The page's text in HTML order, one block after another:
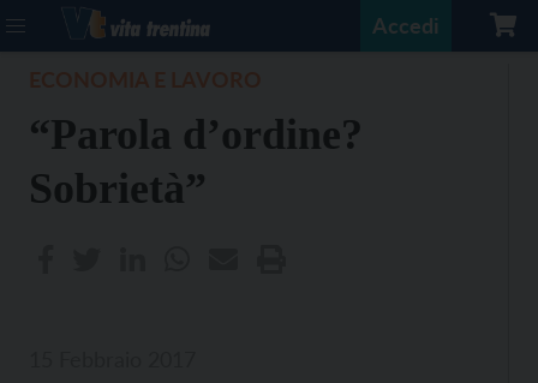
Accedi
“Parola d’ordine?
Sobrietà”